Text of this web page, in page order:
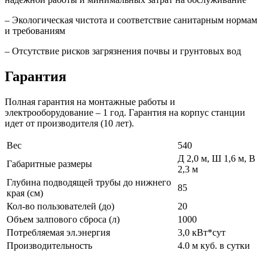
– Экологическая чистота и соответствие санитарным нормам
и требованиям
– Отсутствие рисков загрязнения почвы и грунтовых вод
Гарантия
Полная гарантия на монтажные работы и
электрооборудование – 1 год. Гарантия на корпус станции
идет от производителя (10 лет).
Вес
540
Габаритные размеры
Д 2,0 м, Ш 1,6 м, В
2,3 м
Глубина подводящей трубы до нижнего
края (см)
85
Кол-во пользователей (до)
20
Объем залпового сброса (л)
1000
Потребляемая эл.энергия
3,0 кВт*сут
Производительность
4.0 м куб. в сутки